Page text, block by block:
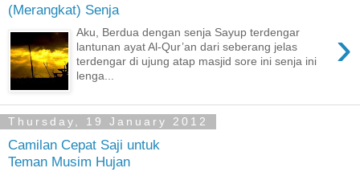
(Merangkat) Senja
›
Aku, Berdua dengan senja Sayup terdengar
lantunan ayat Al-Qur’an dari seberang jelas
terdengar di ujung atap masjid sore ini senja ini
lenga...
Thursday, 19 January 2012
Camilan Cepat Saji untuk
Teman Musim Hujan